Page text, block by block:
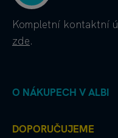
Kompletní kontaktní
zde.
O NÁKUPECH V ALBI
Ochrana osobních
DOPORUČUJEME